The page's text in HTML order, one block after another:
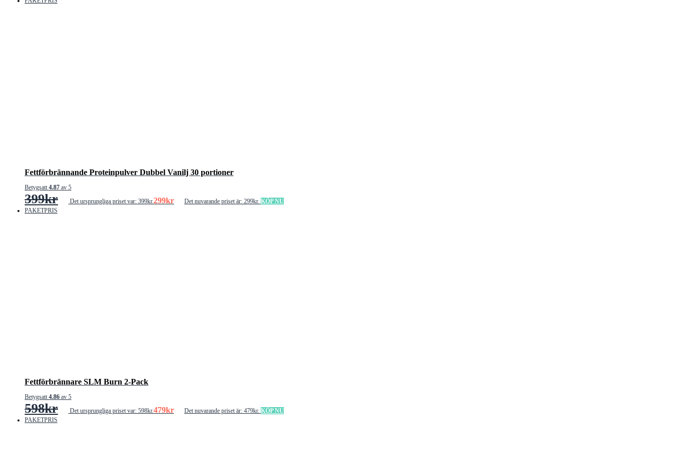
Fettförbrännande Proteinpulver Dubbel Vanilj 30 portioner
Betygsatt4.87 av 5
399kr Det ursprungliga priset var: 399kr.299kr Det nuvarande priset är: 299kr. KÖP NU
PAKETPRIS
Fettförbrännare SLM Burn 2-Pack
Betygsatt4.86 av 5
598kr Det ursprungliga priset var: 598kr.479kr Det nuvarande priset är: 479kr. KÖP NU
PAKETPRIS